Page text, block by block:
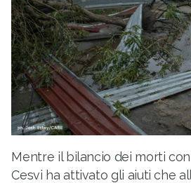
Mentre il bilancio dei morti
Cesvi ha attivato gli aiuti che